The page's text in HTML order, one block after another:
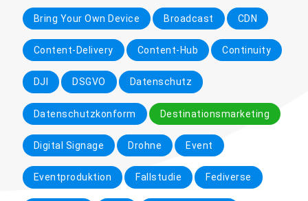
Bring Your Own Device Broadcast CDN
Content-Delivery Content-Hub Continuity
DJI DSGVO Datenschutz
Datenschutzkonform Destinationsmarketing
Digital Signage Drohne Event
Eventproduktion Fallstudie Fediverse